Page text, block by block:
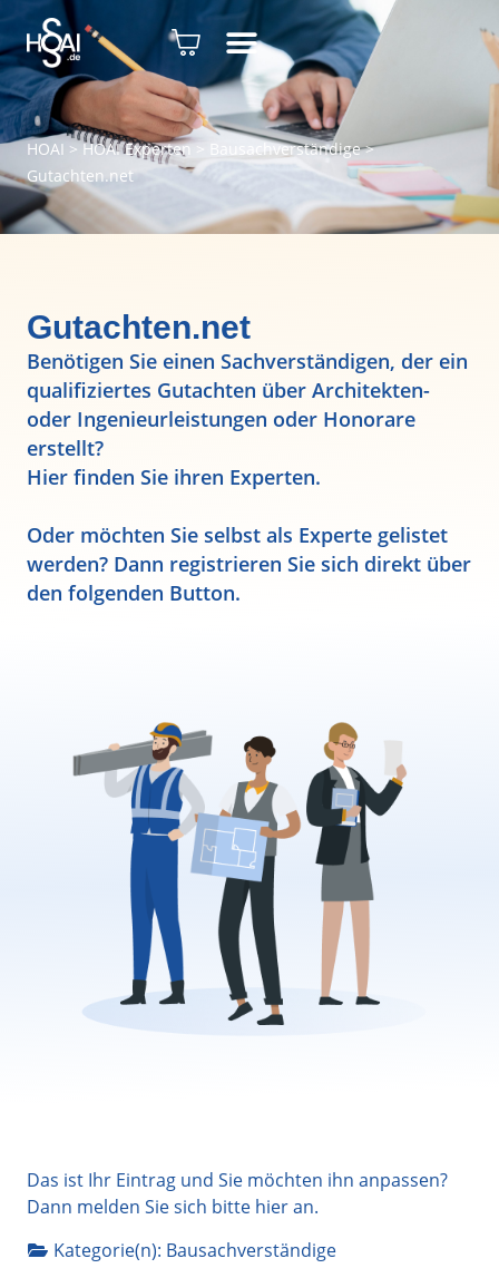
HOAI > HOAI Experten> Bausachverständige>
Gutachten.net
Gutachten.net
Benötigen Sie einen Sachverständigen, der ein
qualifiziertes Gutachten über Architekten-
oder Ingenieurleistungen oder Honorare
erstellt?
Hier finden Sie ihren Experten.
Oder möchten Sie selbst als Experte gelistet
werden? Dann registrieren Sie sich direkt über
den folgenden Button.
Das ist Ihr Eintrag und Sie möchten ihn anpassen?
Dann melden Sie sich bitte hieran.
Kategorie(n): Bausachverständige